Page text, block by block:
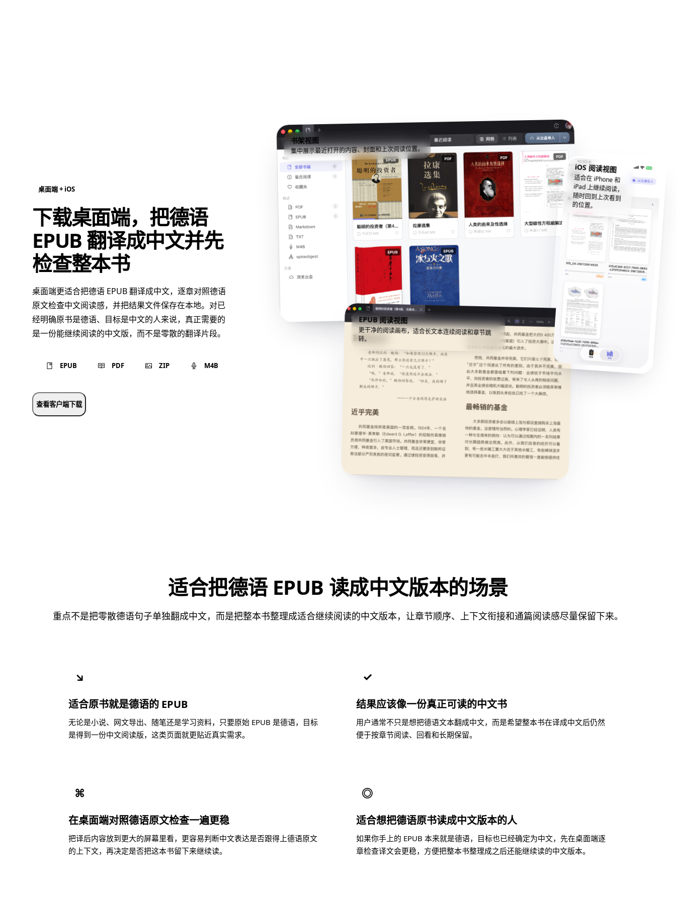
桌面端 + iOS
下载桌面端，把德语
EPUB 翻译成中文并先
检查整本书
桌面端更适合把德语 EPUB 翻译成中文，逐章对照德语
原文检查中文阅读感，并把结果文件保存在本地。对已
经明确原书是德语、目标是中文的人来说，真正需要的
是一份能继续阅读的中文版，而不是零散的翻译片段。
EPUB PDF ZIP M4B
查看客户端下载
书架视图
集中展示最近打开的内容、封面和上次阅读位置。
EPUB 阅读视图
更干净的阅读画布，适合长文本连续阅读和章节跳
转。
iOS 阅读视图
适合在 iPhone 和
iPad 上继续阅读，
随时回到上次看到
的位置。
适合把德语 EPUB 读成中文版本的场景
重点不是把零散德语句子单独翻成中文，而是把整本书整理成适合继续阅读的中文版本，让章节顺序、上下文衔接和通篇阅读感尽量保留下来。
↘
适合原书就是德语的 EPUB
无论是小说、网文导出、随笔还是学习资料，只要原始 EPUB 是德语，目标
是得到一份中文阅读版，这类页面就更贴近真实需求。
✓
结果应该像一份真正可读的中文书
用户通常不只是想把德语文本翻成中文，而是希望整本书在译成中文后仍然
便于按章节阅读、回看和长期保留。
⌘
在桌面端对照德语原文检查一遍更稳
把译后内容放到更大的屏幕里看，更容易判断中文表达是否跟得上德语原文
的上下文，再决定是否把这本书留下来继续读。
◎
适合想把德语原书读成中文版本的人
如果你手上的 EPUB 本来就是德语，目标也已经确定为中文，先在桌面端逐
章检查译文会更稳，方便把整本书整理成之后还能继续读的中文版本。